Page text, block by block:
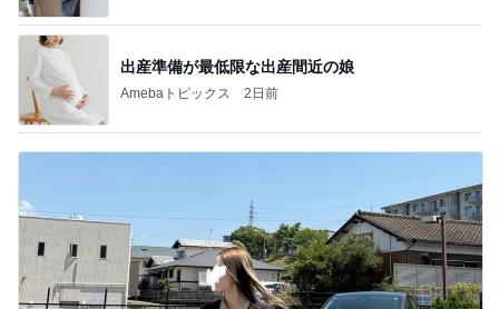
出産準備が最低限な出産間近の娘
Amebaトピックス 2日前